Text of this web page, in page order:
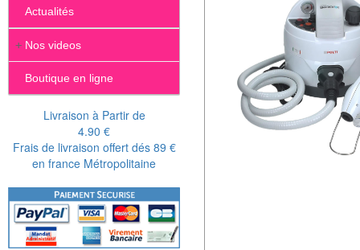
Actualités
+ Nos videos
Boutique en ligne
Livraison à Partir de
4.90 €
Frais de livraison offert dés 89 €
en france Métropolitaine
objets et des